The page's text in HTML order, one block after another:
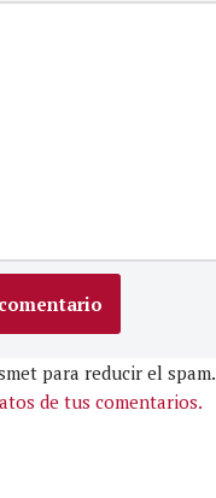
para reducir el spam.
de tus comentarios.